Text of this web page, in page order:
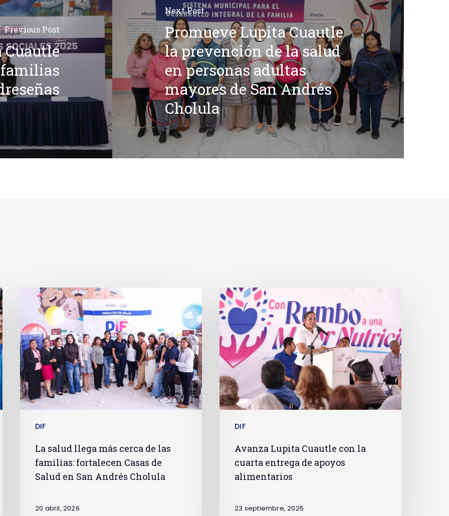
Previous Post
Next Post
Promueve Lupita Cuautle
la prevención de la salud
en personas adultas
mayores de San Andrés
Cholula
DIF
La salud llega más cerca de las
familias: fortalecen Casas de
Salud en San Andrés Cholula
20 abril, 2026
DIF
Avanza Lupita Cuautle con la
cuarta entrega de apoyos
alimentarios
23 septiembre, 2025